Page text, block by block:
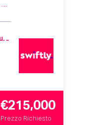
Apt 16 Watermill Place, Market Square, Monasterevin, County Kildare, W34 XC52, Ireland
€215,000
Prezzo Richiesto